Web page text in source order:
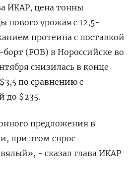
ИКАР, цена тонны
нового урожая с 12,5-
протеина с поставкой
(FOB) в Нороссийске во
снизилась в конце
по сравнению с
до $235.
предложения в
при этом спрос
- сказал глава ИКАР